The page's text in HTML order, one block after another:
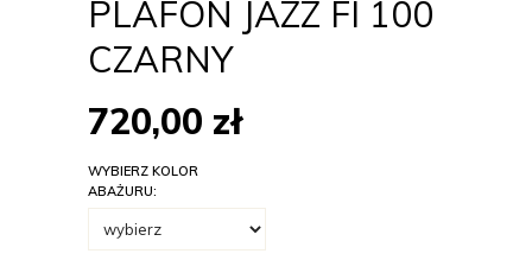
PLAFON JAZZ FI 100
CZARNY
720,00 zł
WYBIERZ KOLOR
ABAŻURU: